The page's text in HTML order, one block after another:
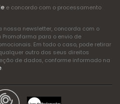
e concordo com o processamento
nossa newsletter, concorda com o
para o envio de
Em todo o caso, pode retirar
outro dos seus direitos
de dados, conforme informado na
.